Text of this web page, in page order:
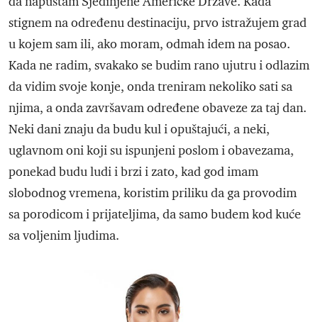
stignem na određenu destinaciju, prvo istražujem grad
u kojem sam ili, ako moram, odmah idem na posao.
Kada ne radim, svakako se budim rano ujutru i odlazim
da vidim svoje konje, onda treniram nekoliko sati sa
njima, a onda završavam određene obaveze za taj dan.
Neki dani znaju da budu kul i opuštajući, a neki,
uglavnom oni koji su ispunjeni poslom i obavezama,
ponekad budu ludi i brzi i zato, kad god imam
slobodnog vremena, koristim priliku da ga provodim
sa porodicom i prijateljima, da samo budem kod kuće
sa voljenim ljudima.